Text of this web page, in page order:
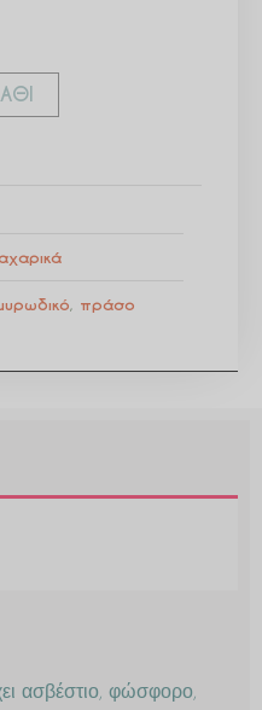
πράσο
ασβέστιο, φώσφορο,